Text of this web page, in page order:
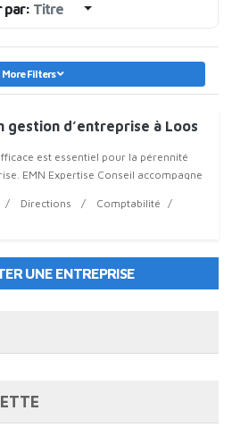
par: Titre
More Filters
gestion d’entreprise à Loos
est essentiel pour la pérennité
EMN Expertise Conseil accompagne
objectif : vous fournir l
Directions
Comptabilité
UNE ENTREPRISE